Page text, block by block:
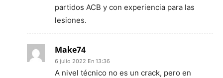
partidos ACB y con experiencia para las
lesiones.
Make74
6 julio 2022 En 13:36
A nivel técnico no es un crack, pero en